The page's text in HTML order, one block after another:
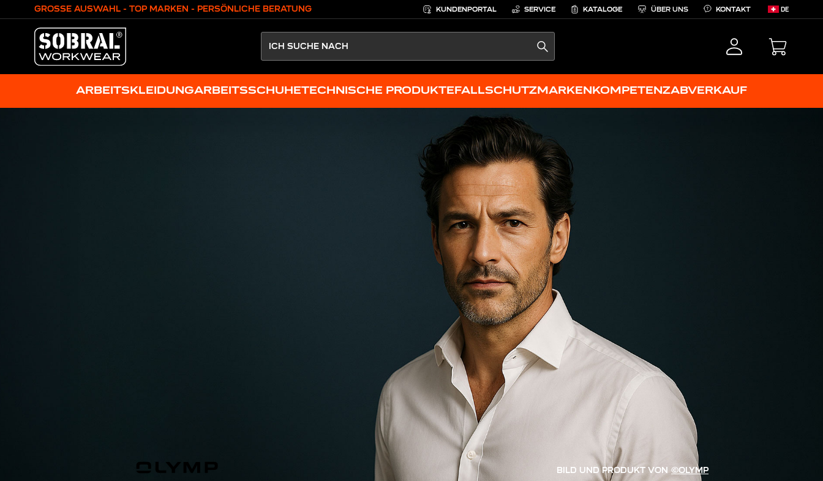
Zum Inhalt springen
GROSSE AUSWAHL - TOP MARKEN - PERSÖNLICHE BERATUNG KUNDENPORTAL SERVICE KATALOGE ÜBER UNS KONTAKT DE
SEARCH
ARBEITSKLEIDUNGARBEITSSCHUHETECHNISCHE PRODUKTEFALLSCHUTZMARKENKOMPETENZABVERKAUF
BILD UND PRODUKT VON ©OLYMP